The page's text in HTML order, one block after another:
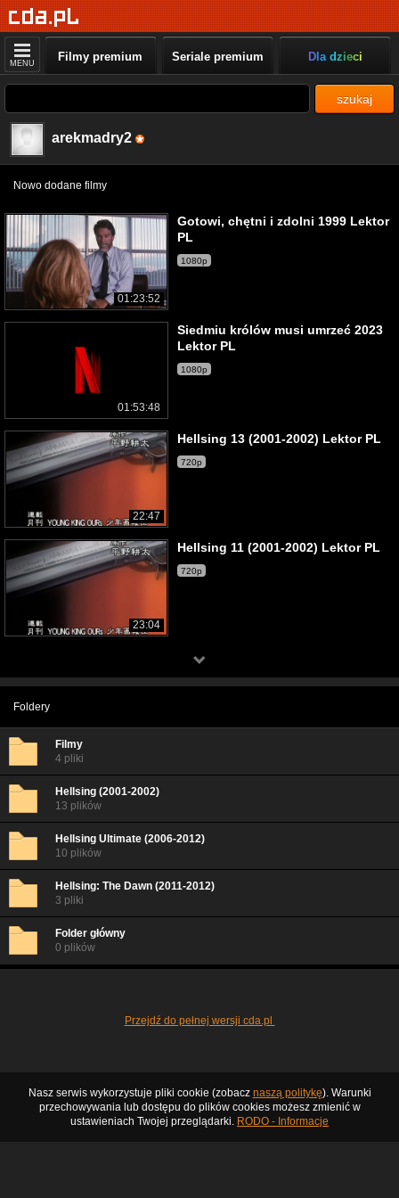
MENU Filmy premium Seriale premium Dla dzieci
szukaj
arekmadry2
Nowo dodane filmy
01:23:52
Gotowi, chętni i zdolni 1999 Lektor
PL
1080p
01:53:48
Siedmiu królów musi umrzeć 2023
Lektor PL
1080p
22:47
Hellsing 13 (2001-2002) Lektor PL
720p
23:04
Hellsing 11 (2001-2002) Lektor PL
720p
Foldery
Filmy
4 pliki
Hellsing (2001-2002)
13 plików
Hellsing Ultimate (2006-2012)
10 plików
Hellsing: The Dawn (2011-2012)
3 pliki
Folder główny
0 plików
Przejdź do pełnej wersji cda.pl
Nasz serwis wykorzystuje pliki cookie (zobacz naszą politykę). Warunki
przechowywania lub dostępu do plików cookies możesz zmienić w
ustawieniach Twojej przeglądarki. RODO - Informacje